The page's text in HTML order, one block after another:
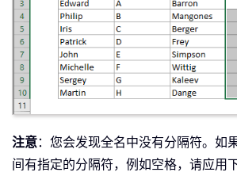
注意：您会发现全名中没有分隔符。如
间有指定的分隔符，例如空格，请应用